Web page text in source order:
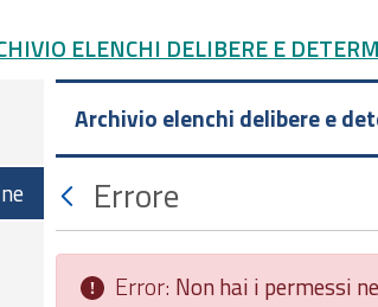
ELENCHI DELIBERE E
Archivio elenchi delibere e
Errore
Error: Non hai i permessi